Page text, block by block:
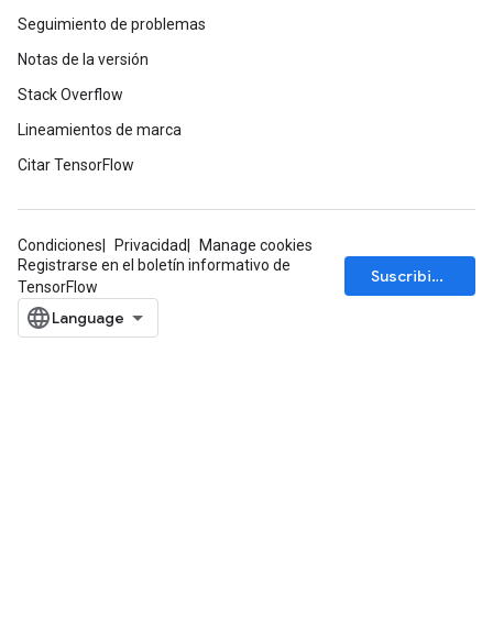
Seguimiento de problemas
Notas de la versión
Stack Overflow
Lineamientos de marca
Citar TensorFlow
Condiciones Privacidad
Manage cookies
Registrarse en el boletín informativo de
TensorFlow
Suscribirse